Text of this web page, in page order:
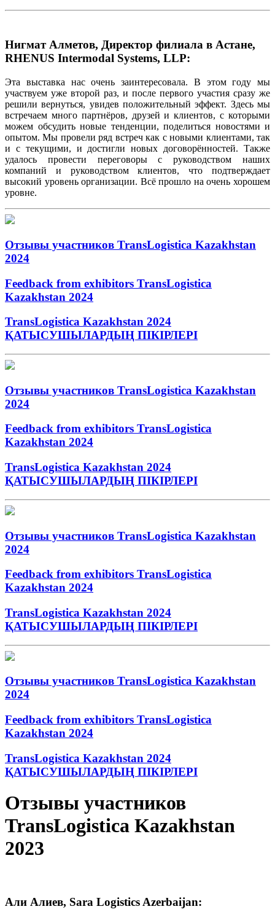
Нигмат Алметов, Директор филиала в Астане,
RHENUS Intermodal Systems, LLP:
Эта выставка нас очень заинтересовала. В этом году мы
участвуем уже второй раз, и после первого участия сразу же
решили вернуться, увидев положительный эффект. Здесь мы
встречаем много партнёров, друзей и клиентов, с которыми
можем обсудить новые тенденции, поделиться новостями и
опытом. Мы провели ряд встреч как с новыми клиентами, так
и с текущими, и достигли новых договорённостей. Также
удалось провести переговоры с руководством наших
компаний и руководством клиентов, что подтверждает
высокий уровень организации. Всё прошло на очень хорошем
уровне.
Отзывы участников TransLogistica Kazakhstan
2024
Feedback from exhibitors TransLogistica
Kazakhstan 2024
TransLogistica Kazakhstan 2024
ҚАТЫСУШЫЛАРДЫҢ ПІКІРЛЕРІ
Отзывы участников TransLogistica Kazakhstan
2024
Feedback from exhibitors TransLogistica
Kazakhstan 2024
TransLogistica Kazakhstan 2024
ҚАТЫСУШЫЛАРДЫҢ ПІКІРЛЕРІ
Отзывы участников TransLogistica Kazakhstan
2024
Feedback from exhibitors TransLogistica
Kazakhstan 2024
TransLogistica Kazakhstan 2024
ҚАТЫСУШЫЛАРДЫҢ ПІКІРЛЕРІ
Отзывы участников TransLogistica Kazakhstan
2024
Feedback from exhibitors TransLogistica
Kazakhstan 2024
TransLogistica Kazakhstan 2024
ҚАТЫСУШЫЛАРДЫҢ ПІКІРЛЕРІ
Отзывы участников
TransLogistica Kazakhstan
2023
Али Алиев, Sara Logistics Azerbaijan: